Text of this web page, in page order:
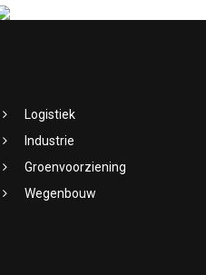
Logistiek
Industrie
Groenvoorziening
Wegenbouw